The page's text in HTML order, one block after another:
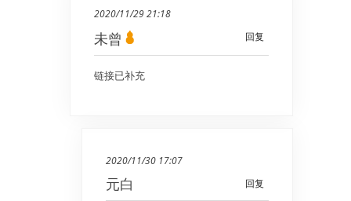
2020/11/29 21:18
回复
未曾
链接已补充
2020/11/30 17:07
回复
元白